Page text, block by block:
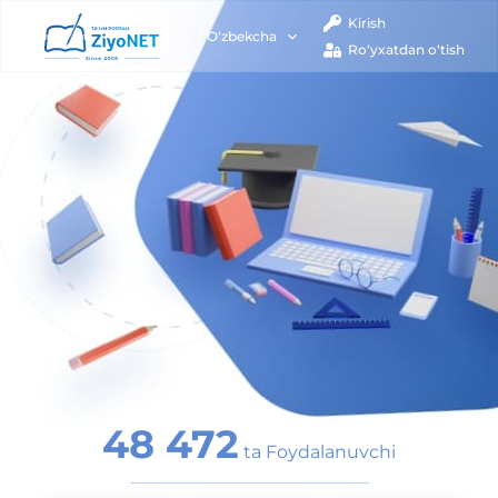
O‘zbekcha
Kirish
Ro‘yxatdan o‘tish
48 472 ta Foydalanuvchi